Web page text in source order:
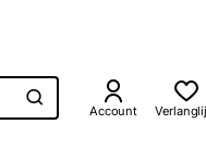
Account